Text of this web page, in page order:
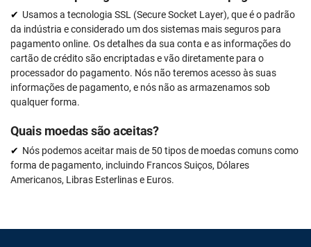
Usamos a tecnologia SSL (Secure Socket Layer), que é o padrão
da indústria e considerado um dos sistemas mais seguros para
pagamento online. Os detalhes da sua conta e as informações do
cartão de crédito são encriptadas e vão diretamente para o
processador do pagamento. Nós não teremos acesso às suas
informações de pagamento, e nós não as armazenamos sob
qualquer forma.
Quais moedas são aceitas?
Nós podemos aceitar mais de 50 tipos de moedas comuns como
forma de pagamento, incluindo Francos Suiços, Dólares
Americanos, Libras Esterlinas e Euros.